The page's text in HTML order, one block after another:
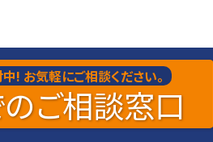
! お気軽にご相談ください。
ご相談窓口